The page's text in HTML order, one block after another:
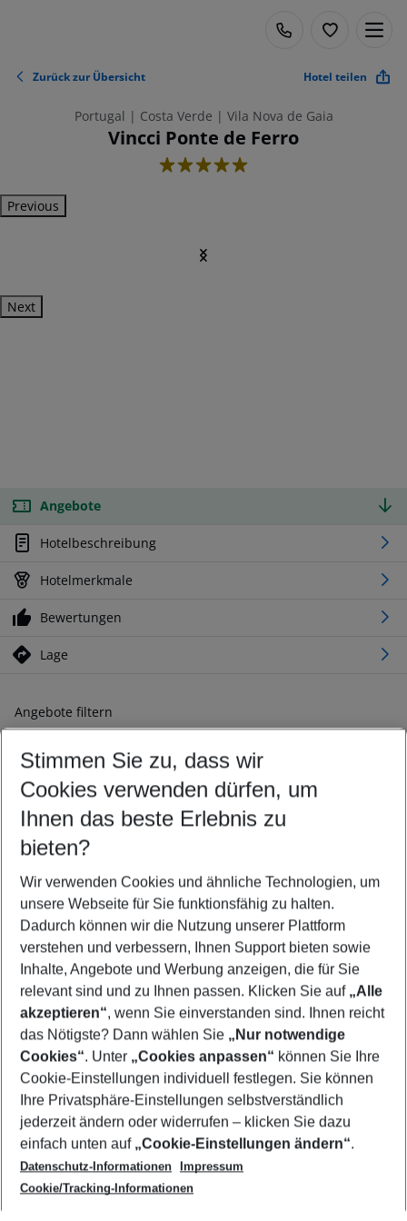
Zurück zur Übersicht Hotel teilen
Portugal | Costa Verde | Vila Nova de Gaia
Vincci Ponte de Ferro
5
Previous
Next
Angebote
Hotelbeschreibung
Hotelmerkmale
Bewertungen
Lage
Angebote filtern
Ändern Sie Ihre Kriterien nach Ihren Wünschen
Abflughafen wählen
Beliebiger Abflughafen
Reisezeitraum wählen
09.08.26– 07.08.27 5-8 Nächte
2 Erwachsene Keine Kinder
Mehr Filter anzeigen
Footer
Footer navigation
Über uns
AGB
Cookie-Einstellungen ändern
Cookie-Richtlinie
Datenschutz
Service & Hilfe
Barrierefreies Reisen
Check-in
Folgen Sie uns
Stimmen Sie zu, dass wir
Cookies verwenden dürfen, um
Ihnen das beste Erlebnis zu
bieten?
Wir verwenden Cookies und ähnliche Technologien, um
unsere Webseite für Sie funktionsfähig zu halten.
Dadurch können wir die Nutzung unserer Plattform
verstehen und verbessern, Ihnen Support bieten sowie
Inhalte, Angebote und Werbung anzeigen, die für Sie
relevant sind und zu Ihnen passen. Klicken Sie auf „Alle
akzeptieren“, wenn Sie einverstanden sind. Ihnen reicht
das Nötigste? Dann wählen Sie „Nur notwendige
Cookies“. Unter „Cookies anpassen“ können Sie Ihre
Cookie-Einstellungen individuell festlegen. Sie können
Ihre Privatsphäre-Einstellungen selbstverständlich
jederzeit ändern oder widerrufen – klicken Sie dazu
einfach unten auf „Cookie-Einstellungen ändern“.
Datenschutz-Informationen
Impressum
Cookie/Tracking-Informationen